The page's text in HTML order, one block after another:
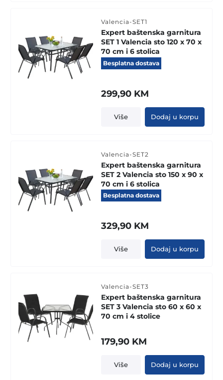
Valencia-SET1
Expert baštenska garnitura
SET 1 Valencia sto 120 x 70 x
70 cm i 6 stolica
Besplatna dostava
299,90 KM
Više Dodaj u korpu
Valencia-SET2
Expert baštenska garnitura
SET 2 Valencia sto 150 x 90 x
70 cm i 6 stolica
Besplatna dostava
329,90 KM
Više Dodaj u korpu
Valencia-SET3
Expert baštenska garnitura
SET 3 Valencia sto 60 x 60 x
70 cm i 4 stolice
179,90 KM
Više Dodaj u korpu